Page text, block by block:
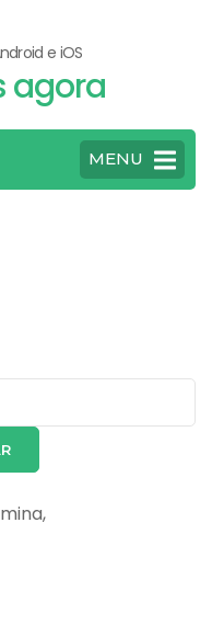
e iOS
agora
MENU